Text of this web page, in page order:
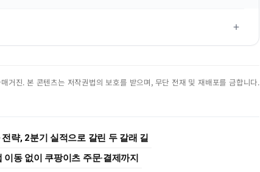
거진. 본 콘텐츠는 저작권법의 보호를 받으며, 무단 전재 및 재배포를 금합니다.
략, 2분기 실적으로 갈린 두 갈래 길
동 없이 쿠팡이츠 주문·결제까지